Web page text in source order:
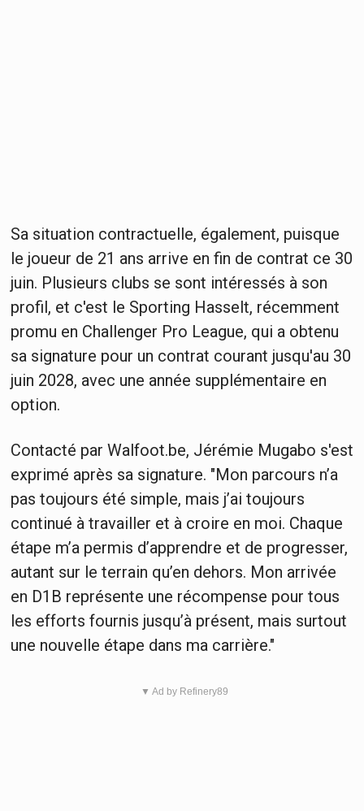
Sa situation contractuelle, également, puisque
le joueur de 21 ans arrive en fin de contrat ce 30
juin. Plusieurs clubs se sont intéressés à son
profil, et c'est le Sporting Hasselt, récemment
promu en Challenger Pro League, qui a obtenu
sa signature pour un contrat courant jusqu'au 30
juin 2028, avec une année supplémentaire en
option.
Contacté par Walfoot.be, Jérémie Mugabo s'est
exprimé après sa signature. "Mon parcours n’a
pas toujours été simple, mais j’ai toujours
continué à travailler et à croire en moi. Chaque
étape m’a permis d’apprendre et de progresser,
autant sur le terrain qu’en dehors. Mon arrivée
en D1B représente une récompense pour tous
les efforts fournis jusqu’à présent, mais surtout
une nouvelle étape dans ma carrière."
▼ Ad by Refinery89